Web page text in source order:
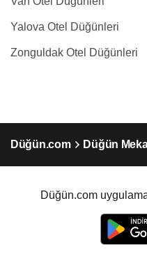
Yalova Otel Düğünleri
Zonguldak Otel Düğünleri
Düğün.com Düğün
Düğün.com